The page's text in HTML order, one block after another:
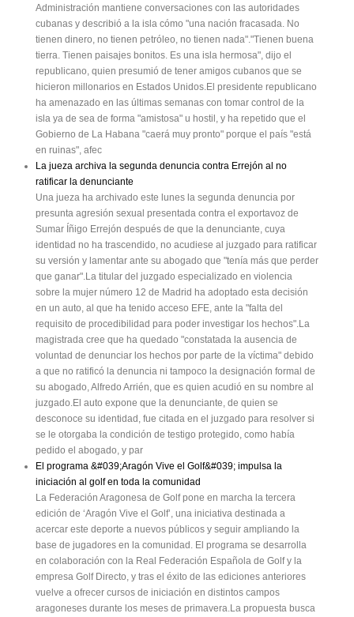
Administración mantiene conversaciones con las autoridades
cubanas y describió a la isla cómo "una nación fracasada. No
tienen dinero, no tienen petróleo, no tienen nada"."Tienen buena
tierra. Tienen paisajes bonitos. Es una isla hermosa", dijo el
republicano, quien presumió de tener amigos cubanos que se
hicieron millonarios en Estados Unidos.El presidente republicano
ha amenazado en las últimas semanas con tomar control de la
isla ya de sea de forma "amistosa" u hostil, y ha repetido que el
Gobierno de La Habana "caerá muy pronto" porque el país "está
en ruinas", afec
La jueza archiva la segunda denuncia contra Errejón al no
ratificar la denunciante
Una jueza ha archivado este lunes la segunda denuncia por
presunta agresión sexual presentada contra el exportavoz de
Sumar Íñigo Errejón después de que la denunciante, cuya
identidad no ha trascendido, no acudiese al juzgado para ratificar
su versión y lamentar ante su abogado que "tenía más que perder
que ganar".La titular del juzgado especializado en violencia
sobre la mujer número 12 de Madrid ha adoptado esta decisión
en un auto, al que ha tenido acceso EFE, ante la "falta del
requisito de procedibilidad para poder investigar los hechos".La
magistrada cree que ha quedado "constatada la ausencia de
voluntad de denunciar los hechos por parte de la víctima" debido
a que no ratificó la denuncia ni tampoco la designación formal de
su abogado, Alfredo Arrién, que es quien acudió en su nombre al
juzgado.El auto expone que la denunciante, de quien se
desconoce su identidad, fue citada en el juzgado para resolver si
se le otorgaba la condición de testigo protegido, como había
pedido el abogado, y par
El programa &#039;Aragón Vive el Golf&#039; impulsa la
iniciación al golf en toda la comunidad
La Federación Aragonesa de Golf pone en marcha la tercera
edición de ‘Aragón Vive el Golf’, una iniciativa destinada a
acercar este deporte a nuevos públicos y seguir ampliando la
base de jugadores en la comunidad. El programa se desarrolla
en colaboración con la Real Federación Española de Golf y la
empresa Golf Directo, y tras el éxito de las ediciones anteriores
vuelve a ofrecer cursos de iniciación en distintos campos
aragoneses durante los meses de primavera.La propuesta busca